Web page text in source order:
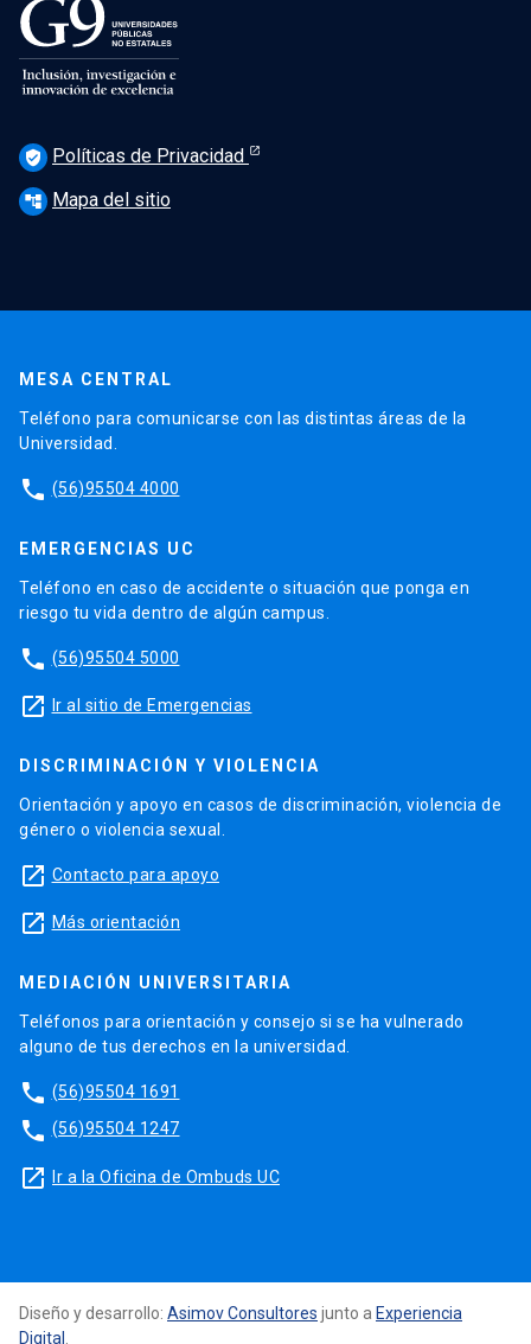
verified_user Políticas de Privacidad
account_tree Mapa del sitio
MESA CENTRAL
Teléfono para comunicarse con las distintas áreas de la
Universidad.
phone (56)95504 4000
EMERGENCIAS UC
Teléfono en caso de accidente o situación que ponga en
riesgo tu vida dentro de algún campus.
phone (56)95504 5000
launch Ir al sitio de Emergencias
DISCRIMINACIÓN Y VIOLENCIA
Orientación y apoyo en casos de discriminación, violencia de
género o violencia sexual.
launch Contacto para apoyo
launch Más orientación
MEDIACIÓN UNIVERSITARIA
Teléfonos para orientación y consejo si se ha vulnerado
alguno de tus derechos en la universidad.
phone (56)95504 1691
phone (56)95504 1247
launch Ir a la Oficina de Ombuds UC
Diseño y desarrollo: Asimov Consultores junto a Experiencia
Digital